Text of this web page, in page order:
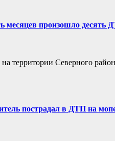
месяцев произошло десять
на территории Северного
пострадал в ДТП на